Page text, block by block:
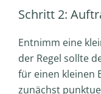
Schritt 2:
Entnimm eine
der Regel sollte
für einen kleinen
zunächst